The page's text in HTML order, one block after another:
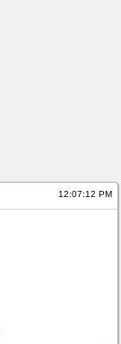
12:07:12 PM